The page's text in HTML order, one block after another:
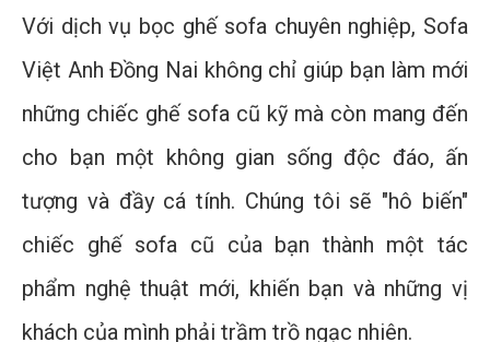
Với dịch vụ bọc ghế sofa chuyên nghiệp, Sofa
Việt Anh Đồng Nai không chỉ giúp bạn làm mới
những chiếc ghế sofa cũ kỹ mà còn mang đến
cho bạn một không gian sống độc đáo, ấn
tượng và đầy cá tính. Chúng tôi sẽ "hô biến"
chiếc ghế sofa cũ của bạn thành một tác
phẩm nghệ thuật mới, khiến bạn và những vị
khách của mình phải trầm trồ ngạc nhiên.